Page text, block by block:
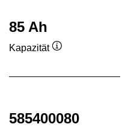
85 Ah
Kapazität
585400080